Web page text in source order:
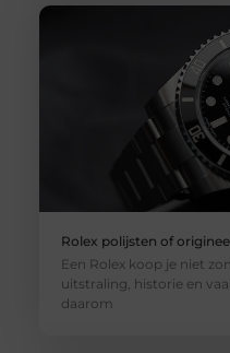
Rolex polijsten of
Een Rolex koop je niet
uitstraling, historie en
daarom